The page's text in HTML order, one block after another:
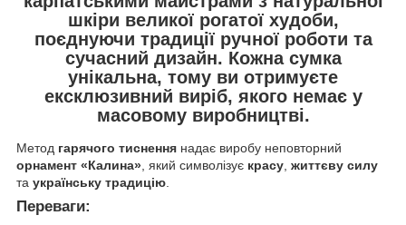
шкіри великої рогатої худоби,
поєднуючи традиції ручної роботи та
сучасний дизайн. Кожна сумка
унікальна, тому ви отримуєте
ексклюзивний виріб, якого немає у
масовому виробництві.
Метод гарячого тиснення надає виробу неповторний
орнамент «Калина» , який символізує красу життєву силу
та українську традицію
Переваги: